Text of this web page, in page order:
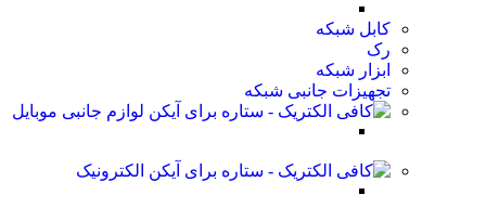
کابل شبکه
رک
ابزار شبکه
تجهیزات جانبی شبکه
لوازم جانبی موبایل
الکترونیک